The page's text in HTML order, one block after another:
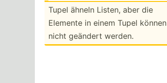
Tupel ähneln Listen, aber die
Elemente in einem Tupel können
nicht geändert werden.